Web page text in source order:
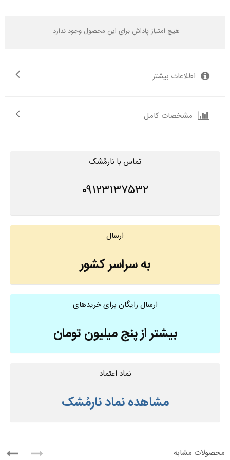
هیچ امتیاز پاداش برای این محصول وجود ندارد.
اطلاعات بیشتر
مشخصات کامل
تماس با نارمُشک
۰۹۱۲۳۱۳۷۵۳۲
ارسال
به سراسر کشور
ارسال رایگان برای خریدهای
بیشتر از پنج میلیون تومان
نماد اعتماد
مشاهده نماد نارمُشک
محصولات مشابه